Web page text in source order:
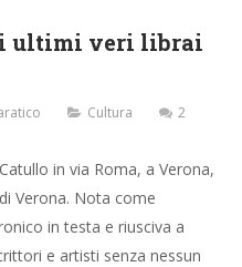
ultimi veri librai
Cultura 2
in via Roma, a Verona,
Verona. Nota come
in testa e riusciva a
e artisti senza nessun